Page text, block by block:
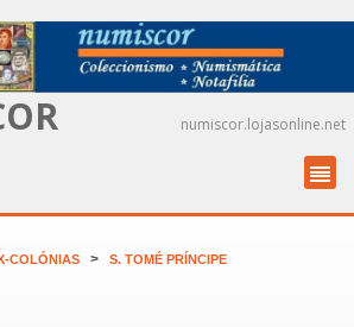
numiscor.lojasonline.net
COLÓNIAS > S. TOMÉ PRÍNCIPE